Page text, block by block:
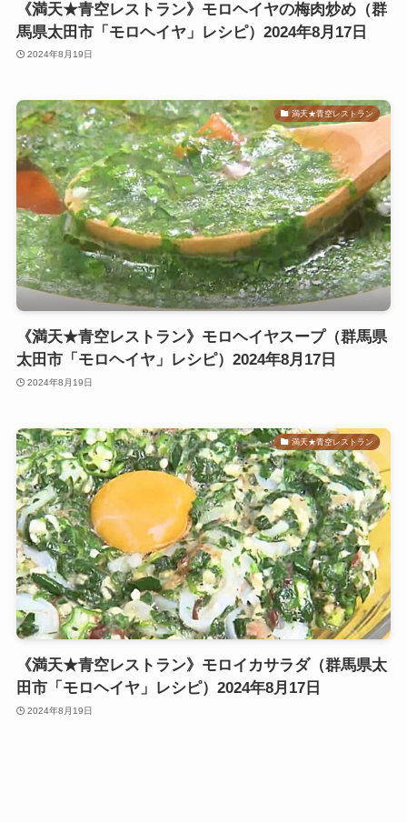
《満天★青空レストラン》モロヘイヤの梅肉炒め（群
馬県太田市「モロヘイヤ」レシピ）2024年8月17日
2024年8月19日
満天★青空レストラン
《満天★青空レストラン》モロヘイヤスープ（群馬県
太田市「モロヘイヤ」レシピ）2024年8月17日
2024年8月19日
満天★青空レストラン
《満天★青空レストラン》モロイカサラダ（群馬県太
田市「モロヘイヤ」レシピ）2024年8月17日
2024年8月19日